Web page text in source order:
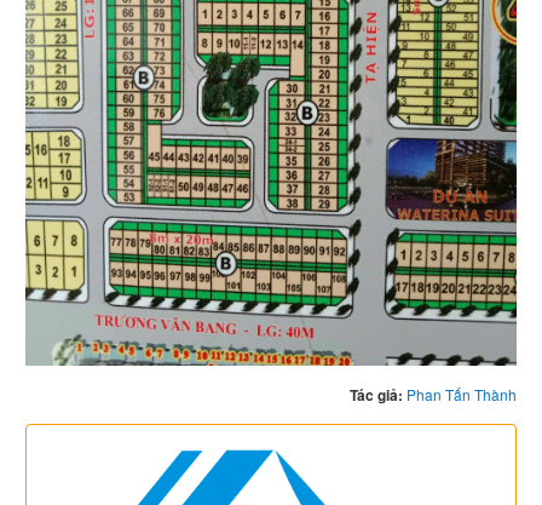
Tác giả: Phan Tấn Thành